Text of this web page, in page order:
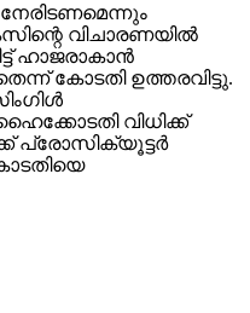
വിചാരണയില്‍
ഹാജരാകാന്‍
കോടതി ഉത്തരവിട്ടു.
വിധിക്ക്
പ്രോസിക്യൂട്ടര്‍